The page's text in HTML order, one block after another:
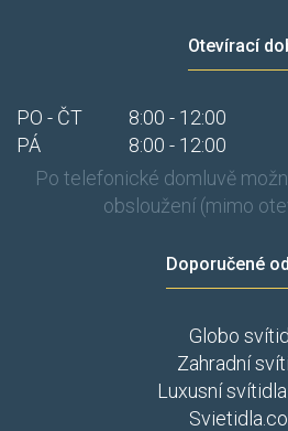
Otevírací
PO - ČT 8:00 - 12:00
PÁ
8:00 - 12:00
Po telefonické domluvě
obsloužení (mimo
Doporučené
Globo
Zahradní
Luxusní